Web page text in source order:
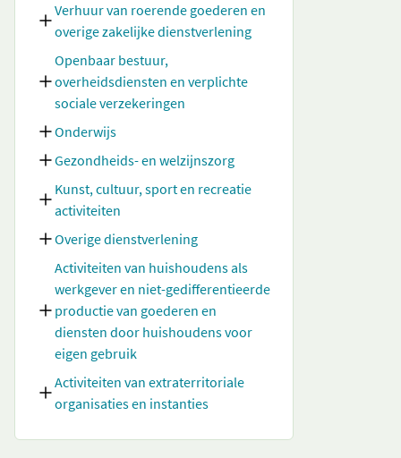
Verhuur van roerende goederen en
overige zakelijke dienstverlening
Openbaar bestuur,
overheidsdiensten en verplichte
sociale verzekeringen
Onderwijs
Gezondheids- en welzijnszorg
Kunst, cultuur, sport en recreatie
activiteiten
Overige dienstverlening
Activiteiten van huishoudens als
werkgever en niet-gedifferentieerde
productie van goederen en
diensten door huishoudens voor
eigen gebruik
Activiteiten van extraterritoriale
organisaties en instanties